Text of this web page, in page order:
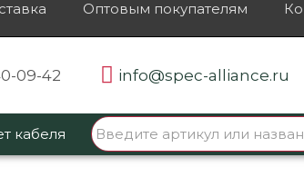
Оптовым покупателям
09-42 info@spec-alliance.ru
кабеля